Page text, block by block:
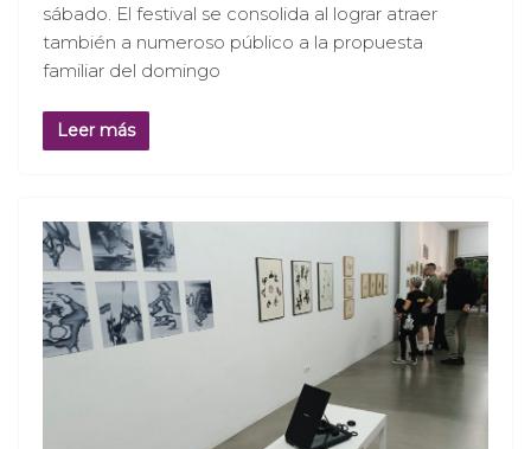
sábado. El festival se consolida al lograr atraer
también a numeroso público a la propuesta
familiar del domingo
Leer más